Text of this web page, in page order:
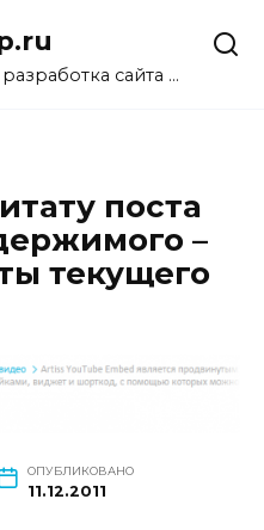
сайта …
поста
–
текущего
ОПУБЛИКОВАНО
11.12.2011